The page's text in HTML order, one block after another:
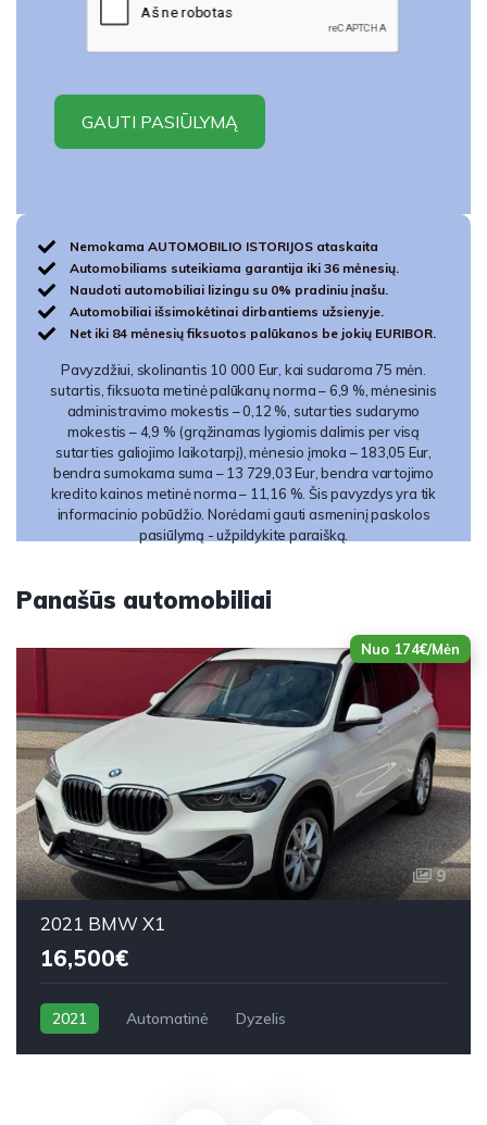
Nemokama AUTOMOBILIO ISTORIJOS ataskaita
Automobiliams suteikiama garantija iki 36 mėnesių.
Naudoti automobiliai lizingu su 0% pradiniu įnašu.
Automobiliai išsimokėtinai dirbantiems užsienyje.
Net iki 84 mėnesių fiksuotos palūkanos be jokių EURIBOR.
Pavyzdžiui, skolinantis 10 000 Eur, kai sudaroma 75 mėn.
sutartis, fiksuota metinė palūkanų norma – 6,9 %, mėnesinis
administravimo mokestis – 0,12 %, sutarties sudarymo
mokestis – 4,9 % (grąžinamas lygiomis dalimis per visą
sutarties galiojimo laikotarpį), mėnesio įmoka – 183,05 Eur,
bendra sumokama suma – 13 729,03 Eur, bendra vartojimo
kredito kainos metinė norma – 11,16 %. Šis pavyzdys yra tik
informacinio pobūdžio. Norėdami gauti asmeninį paskolos
pasiūlymą - užpildykite paraišką.
Panašūs automobiliai
Nuo 174€/Mėn
9
2021 BMW X1
16,500€
2021 Automatinė Dyzelis